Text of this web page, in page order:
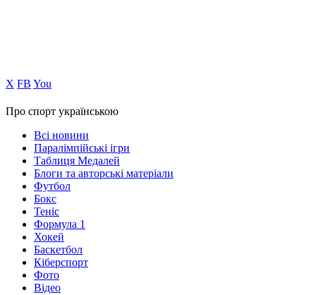
Х FB You
Про спорт українською
Всі новини
Паралімпійські ігри
Таблиця Медалей
Блоги та авторські матеріали
Футбол
Бокс
Теніс
Формула 1
Хокей
Баскетбол
Кіберспорт
Фото
Відео